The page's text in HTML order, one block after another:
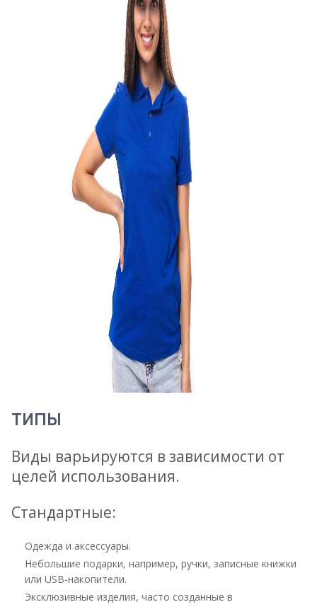
ТИПЫ
Виды варьируются в зависимости от
целей использования.
Стандартные:
Одежда и аксессуары.
Небольшие подарки, например, ручки, записные книжки
или USB-накопители.
Эксклюзивные изделия, часто созданные в